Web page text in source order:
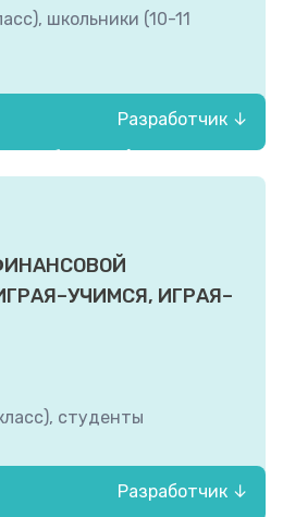
школьники (10-11
Разработчик ↓
области (ГАОУ ДПО
институт развития
Л.И. Новиковой»)
ИГРАЯ–
студенты
Разработчик ↓